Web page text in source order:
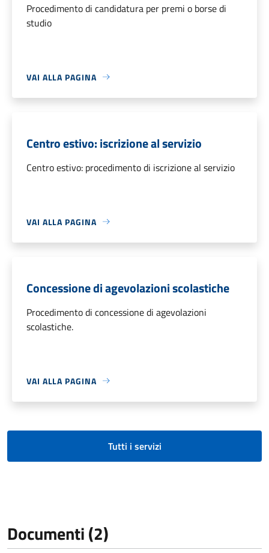
Procedimento di candidatura per premi o borse di
studio
VAI ALLA PAGINA
Centro estivo: iscrizione al servizio
Centro estivo: procedimento di iscrizione al servizio
VAI ALLA PAGINA
Concessione di agevolazioni scolastiche
Procedimento di concessione di agevolazioni
scolastiche.
VAI ALLA PAGINA
Tutti i servizi
Documenti (2)